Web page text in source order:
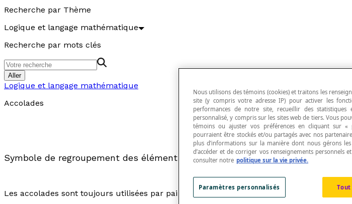
Recherche par Thème
Logique et langage mathématique
Recherche par mots clés
Aller
Logique et langage mathématique
Accolades
Symbole de regroupement des éléments d'un ensemble.
Les accolades sont toujours utilisées par paire. Il arrive que l’on utilise les accolades
Nous utilisons des témoins (cookies) et traitons les
site (y compris votre adresse IP) pour activer les
performances de notre site, recueillir des
personnalisé, y compris sur les sites web de tiers. Vous
témoins ou ajuster vos préférences en cliquant sur «
pourraient être stockés et/ou partagés avec nos
plus d’informations sur la manière dont nous gérons
d’accéder et de corriger vos renseignements
consulter notre politique sur la vie privée.
Paramètres personnalisés